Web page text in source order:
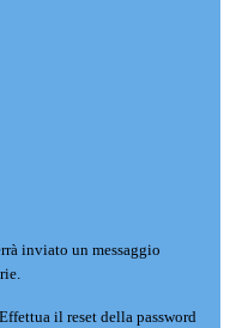
inviato un messaggio
il reset della password